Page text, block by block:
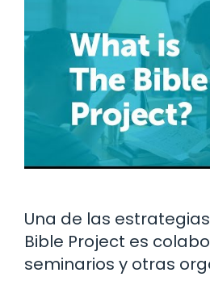
Una de las
Bible Project es
seminarios y otras